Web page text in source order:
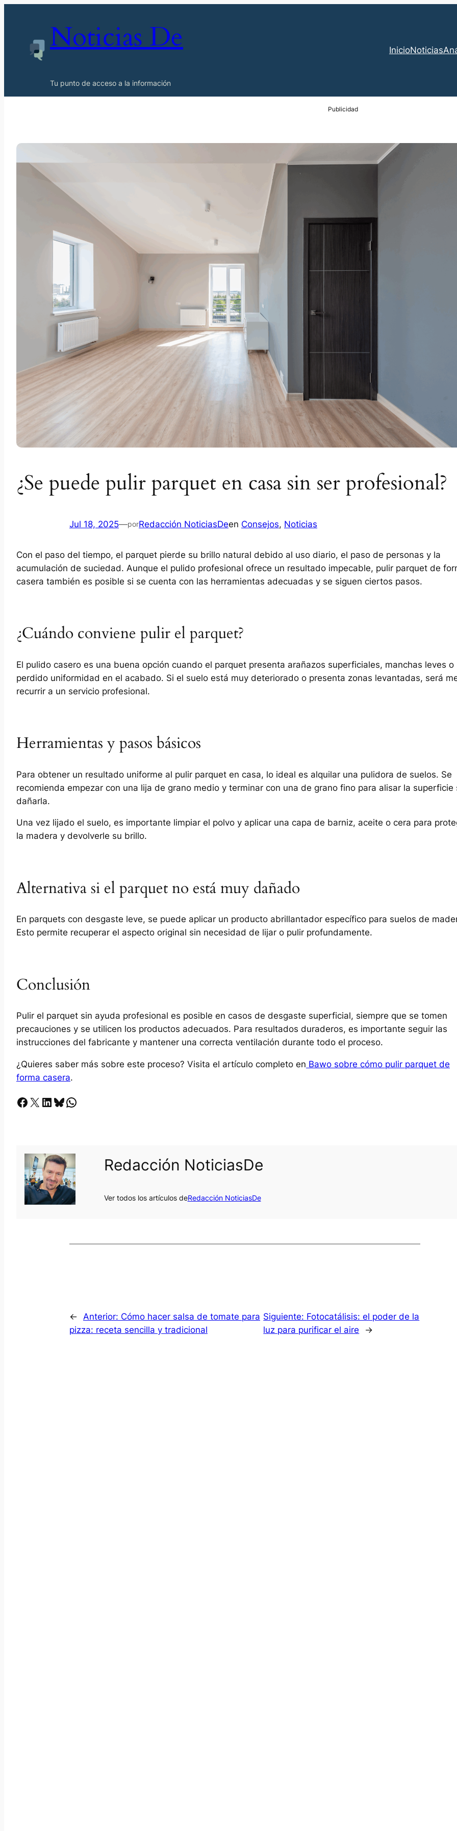
Noticias De
Tu punto de acceso a la información
InicioNoticias
¿Se puede pulir parquet en casa sin ser profesional?
Jul 18, 2025—porRedacción NoticiasDeen Consejos, Noticias
Con el paso del tiempo, el parquet pierde su brillo natural debido al uso diario, el paso de personas y la
acumulación de suciedad. Aunque el pulido profesional ofrece un resultado impecable, pulir parquet de
casera también es posible si se cuenta con las herramientas adecuadas y se siguen ciertos pasos.
¿Cuándo conviene pulir el parquet?
El pulido casero es una buena opción cuando el parquet presenta arañazos superficiales, manchas leves o
perdido uniformidad en el acabado. Si el suelo está muy deteriorado o presenta zonas levantadas, será
recurrir a un servicio profesional.
Herramientas y pasos básicos
Para obtener un resultado uniforme al pulir parquet en casa, lo ideal es alquilar una pulidora de suelos. Se
recomienda empezar con una lija de grano medio y terminar con una de grano fino para alisar la superficie
dañarla.
Una vez lijado el suelo, es importante limpiar el polvo y aplicar una capa de barniz, aceite o cera para
la madera y devolverle su brillo.
Alternativa si el parquet no está muy dañado
En parquets con desgaste leve, se puede aplicar un producto abrillantador específico para suelos de
Esto permite recuperar el aspecto original sin necesidad de lijar o pulir profundamente.
Conclusión
Pulir el parquet sin ayuda profesional es posible en casos de desgaste superficial, siempre que se tomen
precauciones y se utilicen los productos adecuados. Para resultados duraderos, es importante seguir las
instrucciones del fabricante y mantener una correcta ventilación durante todo el proceso.
¿Quieres saber más sobre este proceso? Visita el artículo completo en Bawo sobre cómo pulir parquet de
forma casera.
Facebook X LinkedIn Bluesky Whatsapp
Redacción NoticiasDe
Ver todos los artículos deRedacción NoticiasDe
← Anterior: Cómo hacer salsa de tomate para
pizza: receta sencilla y tradicional
Siguiente: Fotocatálisis: el poder de la
luz para purificar el aire
→